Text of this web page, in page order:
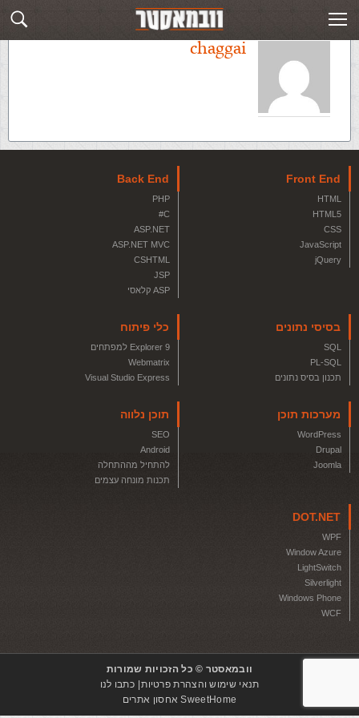
chaggai
Front End
HTML
HTML5
CSS
JavaScript
jQuery
Back End
PHP
C#
ASP.NET
ASP.NET MVC
CSHTML
JSP
ASP קלאסי
בסיסי נתונים
SQL
PL-SQL
תכנון בסיס נתונים
כלי פיתוח
Explorer 9 למפתחים
Webmatrix
Visual Studio Express
מערכות תוכן
WordPress
Drupal
Joomla
תוכן נלווה
SEO
Android
להתחיל מההתחלה
תכנות מונחה עצמים
DOT.NET
WPF
Window Azure
LightSwitch
Silverlight
Windows Phone
WCF
וובמאסטר © כל הזכויות שמורות
תנאי שימוש והצהרת פרטיות כתבו לנו
SweetHome אחסון אתרים